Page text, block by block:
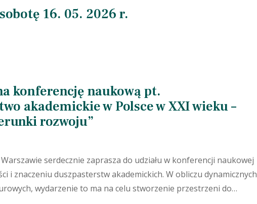
16. 05. 2026 r.
konferencję naukową pt.
akademickie w Polsce w XXI wieku –
rozwoju”
serdecznie zaprasza do udziału w konferencji naukowej
i znaczeniu duszpasterstw akademickich. W obliczu dynamicznych
wydarzenie to ma na celu stworzenie przestrzeni do…